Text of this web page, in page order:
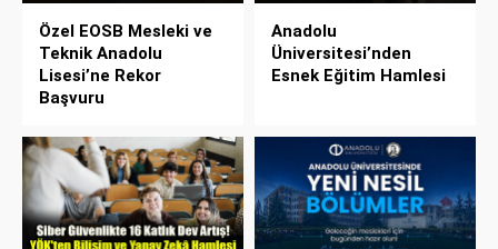
Özel EOSB Mesleki ve
Teknik Anadolu
Lisesi’ne Rekor
Başvuru
Anadolu
Üniversitesi’nden
Esnek Eğitim Hamlesi